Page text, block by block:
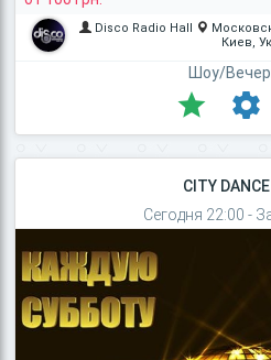
Disco Radio Hall
Киев,
Шоу/
CITY
Сегодня 22:00 -